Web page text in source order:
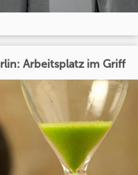
Arbeitsplatz im Griff